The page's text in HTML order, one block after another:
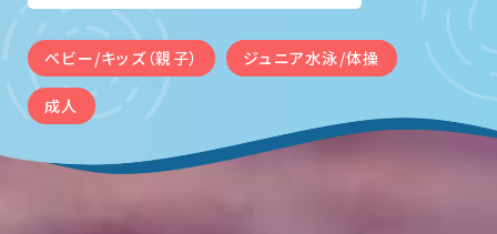
ベビー/キッズ（親子） ジュニア水泳/体操
成人